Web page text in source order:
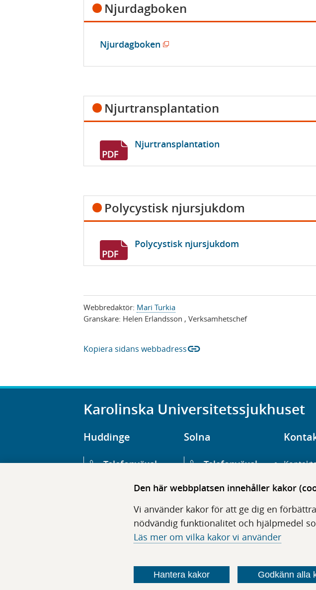
Den här webbplatsen innehåller kakor
Vi använder kakor för att ge dig en
nödvändig funktionalitet och hjälpmedel
Läs mer om vilka kakor vi använder
Hantera kakor Godkänn alla
Njurdagboken
Njurdagboken (
n
a
i
y
t
f
ö
s
t
r
)
Njurtransplantation
Njurtransplantation
Polycystisk njursjukdom
Polycystisk njursjukdom
Webbredaktör: Mari Turkia
Granskare: Helen Erlandsson , Verksamhetschef
Kopiera sidans webbadresslink
Karolinska Universitetssjukhuset
Huddinge
Telefonväxel
Hälsovägen 13
Solna
Telefonväxel
Eugeniavägen 3
Hitta hit
Press
Följ oss i sociala medier